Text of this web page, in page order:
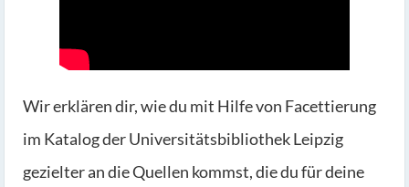
Wir erklären dir, wie du mit Hilfe von Facettierung
im Katalog der Universitätsbibliothek Leipzig
gezielter an die Quellen kommst, die du für deine